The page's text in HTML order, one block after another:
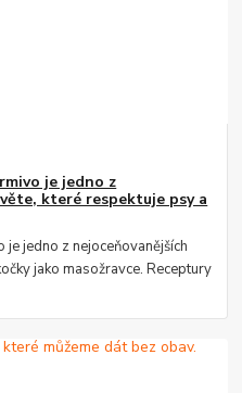
je jedno z
které respektuje psy a
je jedno z nejoceňovanějších
jako masožravce. Receptury